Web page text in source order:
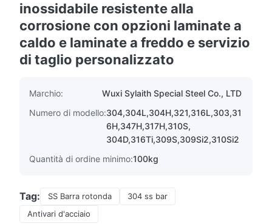
inossidabile resistente alla
corrosione con opzioni laminate a
caldo e laminate a freddo e servizio
di taglio personalizzato
Marchio:
Wuxi Sylaith Special Steel Co., LTD
Numero di modello:304,304L,304H,321,316L,303,31
6H,347H,317H,310S,
304D,316Ti,309S,309Si2,310Si2
Quantità di ordine minimo:100kg
Tag: SS Barra rotonda
304 ss bar
Antivari d'acciaio